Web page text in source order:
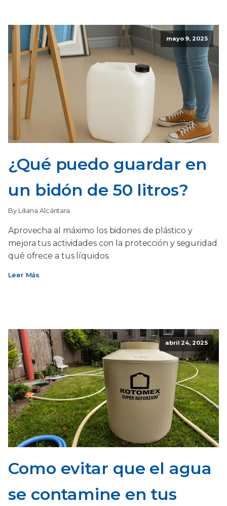
mayo 9, 2025
¿Qué puedo guardar en
un bidón de 50 litros?
By Liliana Alcántara
Aprovecha al máximo los bidones de plástico y
mejora tus actividades con la protección y seguridad
qué ofrece a tus líquidos.
Leer Más
abril 24, 2025
Como evitar que el agua
se contamine en tus